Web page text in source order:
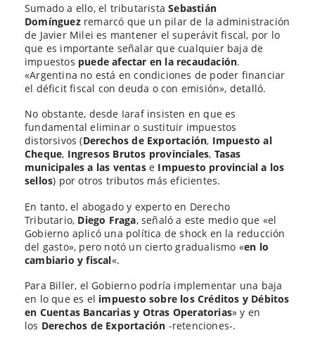
Sumado a ello, el tributaristaSebastián
Domínguezremarcó que un pilar de la administración
de Javier Milei es mantener el superávit fiscal, por lo
que es importante señalar que cualquier baja de
impuestos puede afectar en la recaudación.
«Argentina no está en condiciones de poder financiar
el déficit fiscal con deuda o con emisión», detalló.
No obstante, desde Iaraf insisten en que es
fundamental eliminar o sustituir impuestos
distorsivos (Derechos de Exportación, Impuesto al
Cheque, Ingresos Brutos provinciales, Tasas
municipales a las ventas e Impuesto provincial a los
sellos) por otros tributos más eficientes.
En tanto, el abogado y experto en Derecho
Tributario, Diego Fraga, señaló a este medio que «el
Gobierno aplicó una política de shock en la reducción
del gasto», pero notó un cierto gradualismo «en lo
cambiario y fiscal«.
Para Biller, el Gobierno podría implementar una baja
en lo que es el impuesto sobre los Créditos y Débitos
en Cuentas Bancarias y Otras Operatorias» y en
los Derechos de Exportación -retenciones-.